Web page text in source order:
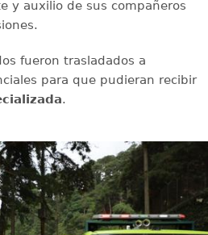
y auxilio de sus compañeros
fueron trasladados a
para que pudieran recibir
.